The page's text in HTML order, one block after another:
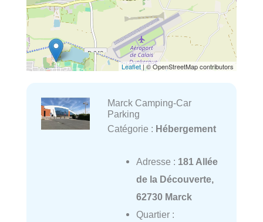
Leaflet| © OpenStreetMap contributors
Marck Camping-Car
Parking
Catégorie : Hébergement
Adresse : 181 Allée
de la Découverte,
62730 Marck
Quartier :